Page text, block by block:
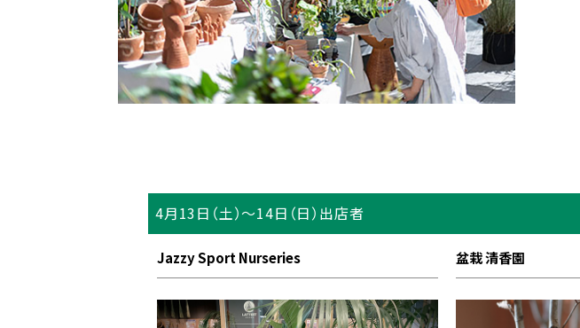
4月13日（土）～14日（日）出店者
Jazzy Sport Nurseries 盆栽 清香園